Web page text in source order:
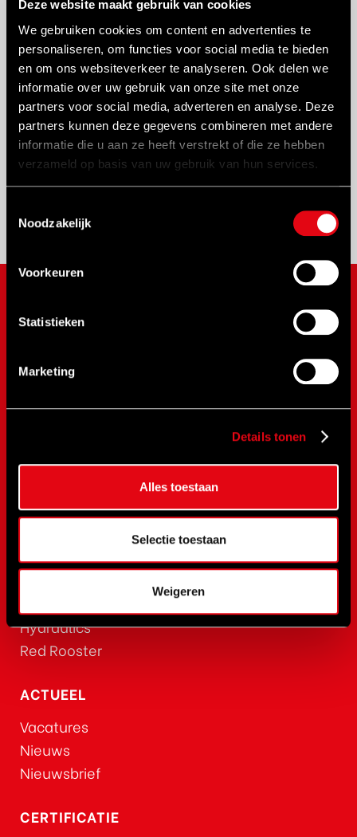
Deze website maakt gebruik van cookies
We gebruiken cookies om content en advertenties te
personaliseren, om functies voor social media te bieden
en om ons websiteverkeer te analyseren. Ook delen we
informatie over uw gebruik van onze site met onze
partners voor social media, adverteren en analyse. Deze
partners kunnen deze gegevens combineren met andere
informatie die u aan ze heeft verstrekt of die ze hebben
verzameld op basis van uw gebruik van hun services.
Noodzakelijk
Voorkeuren
Statistieken
Marketing
Details tonen
Alles toestaan
Selectie toestaan
Weigeren
Product
791100 - Accessoire set voor BETEX HP 43/HSP
43
792100 - Accessoire set voor BETEX HP
63/HSP 63
793100 - Accessoire set voor BETEX HP
83/HSP 83/HXP 83
MERKEN
SPX Bolting
BEGA
NOVaTork
Safewrench
Hydraulics
Red Rooster
ACTUEEL
Vacatures
Nieuws
Nieuwsbrief
CERTIFICATIE